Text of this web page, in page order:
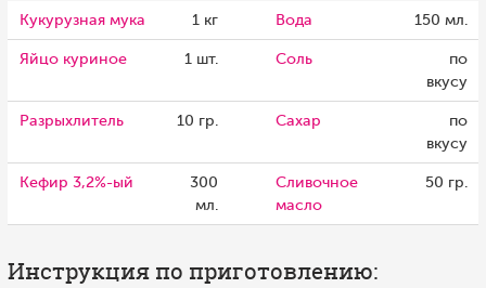
Кукурузная мука 1 кг Вода 150 мл.
Яйцо куриное 1 шт. Соль
по
вкусу
Разрыхлитель 10 гр. Сахар
по
вкусу
Кефир 3,2%-ый
300
мл.
Сливочное
масло
50 гр.
Инструкция по приготовлению: